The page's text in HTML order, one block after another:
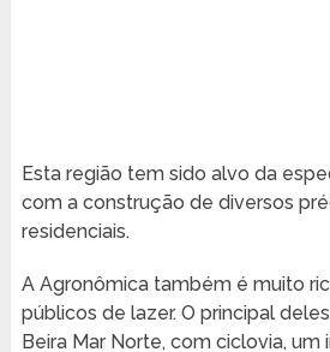
Esta região tem sido alvo da
com a construção de diversos
residenciais.
A Agronômica também é muito
públicos de lazer. O principal
Beira Mar Norte, com ciclovia,